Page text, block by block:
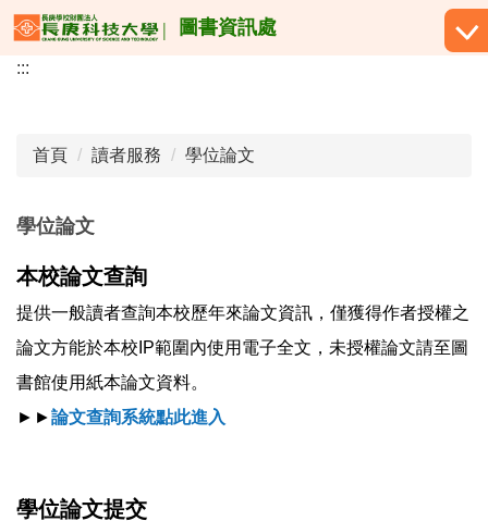
跳
到
主
圖書資訊處
:::
首頁 讀者服務 學位論文
學位論文
本校論文查詢
提供一般讀者查詢本校歷年來論文資訊，僅獲得作者授權之
論文方能於本校IP範圍內使用電子全文，未授權論文請至圖
書館使用紙本論文資料。
►►論文查詢系統點此進入
學位論文提交